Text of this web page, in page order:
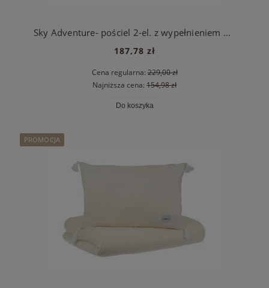
Sky Adventure- pościel 2-el. z wypełnieniem 100x135
187,78 zł
Cena regularna:229,00 zł
Najniższa cena: 154,98 zł
Do koszyka
PROMOCJA